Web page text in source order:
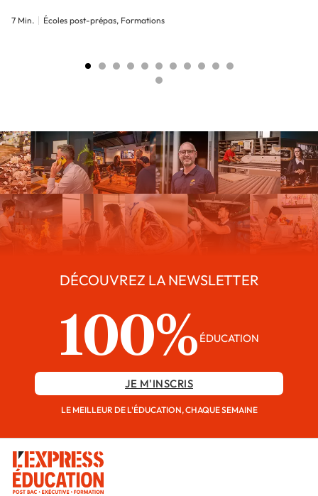
7 Min. Écoles post-prépas, Formations
DÉCOUVREZ LA NEWSLETTER
100% ÉDUCATION
JE M'INSCRIS
LE MEILLEUR DE L'ÉDUCATION, CHAQUE SEMAINE